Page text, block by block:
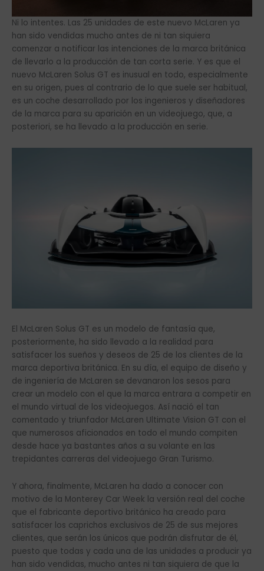
Ni lo intentes. Las 25 unidades de este nuevo McLaren ya
han sido vendidas mucho antes de ni tan siquiera
comenzar a notificar las intenciones de la marca británica
de llevarlo a la producción de tan corta serie. Y es que el
nuevo McLaren Solus GT es inusual en todo, especialmente
en su origen, pues al contrario de lo que suele ser habitual,
es un coche desarrollado por los ingenieros y diseñadores
de la marca para su aparición en un videojuego, que, a
posteriori, se ha llevado a la producción en serie.
El McLaren Solus GT es un modelo de fantasía que,
posteriormente, ha sido llevado a la realidad para
satisfacer los sueños y deseos de 25 de los clientes de la
marca deportiva británica. En su día, el equipo de diseño y
de ingeniería de McLaren se devanaron los sesos para
crear un modelo con el que la marca entrara a competir en
el mundo virtual de los videojuegos. Así nació el tan
comentado y triunfador McLaren Ultimate Vision GT con el
que numerosos aficionados en todo el mundo compiten
desde hace ya bastantes años a su volante en las
trepidantes carreras del videojuego Gran Turismo.
Y ahora, finalmente, McLaren ha dado a conocer con
motivo de la Monterey Car Week la versión real del coche
que el fabricante deportivo británico ha creado para
satisfacer los caprichos exclusivos de 25 de sus mejores
clientes, que serán los únicos que podrán disfrutar de él,
puesto que todas y cada una de las unidades a producir ya
han sido vendidas, mucho antes ni tan siquiera de que la